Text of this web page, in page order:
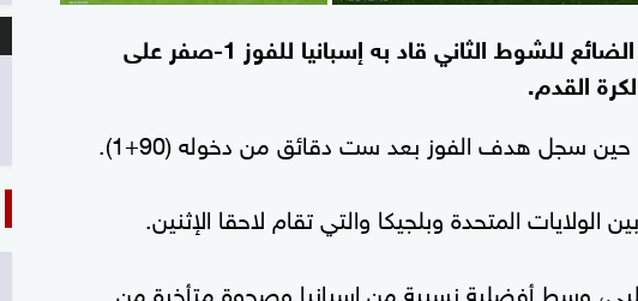
سجل ميكل ميرينو هدفا في الوقت ‌بدل الضائع للشوط الثاني ‌قاد ‌به إسبانيا للفوز 1-صفر على
حين سجل هدف الفوز بعد ست دقائق من دخوله (90+1).
الولايات المتحدة وبلجيكا والتي تقام لاحقا الإثنين.
وسط أفضلية نسبية من إسبانيا وصحوة متأخرة من